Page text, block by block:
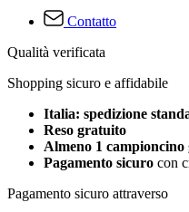
Contatto
Qualità verificata
Shopping sicuro e affidabile
Italia: spedizione
Reso gratuito
Almeno 1
Pagamento sicuro con
Pagamento sicuro attraverso